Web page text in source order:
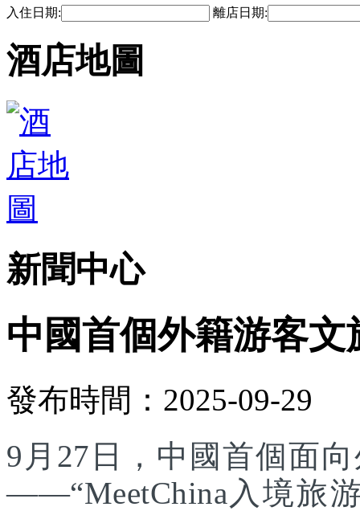
入住日期: 離店日期:
酒店地圖
新聞中心
中國首個外籍游客
發布時間：2025-09-29
9月27日，中國首個面
——“MeetChina入境旅